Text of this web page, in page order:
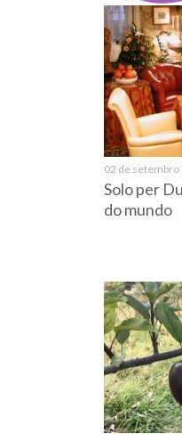
02 de setembro
Solo per
do mundo